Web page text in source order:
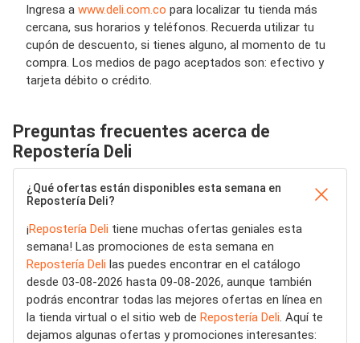
Ingresa a www.deli.com.co para localizar tu tienda más
cercana, sus horarios y teléfonos. Recuerda utilizar tu
cupón de descuento, si tienes alguno, al momento de tu
compra. Los medios de pago aceptados son: efectivo y
tarjeta débito o crédito.
Preguntas frecuentes acerca de
Repostería Deli
¿Qué ofertas están disponibles esta semana en
Repostería Deli?
¡Repostería Deli tiene muchas ofertas geniales esta
semana! Las promociones de esta semana en
Repostería Deli las puedes encontrar en el catálogo
desde 03-08-2026 hasta 09-08-2026, aunque también
podrás encontrar todas las mejores ofertas en línea en
la tienda virtual o el sitio web de Repostería Deli. Aquí te
dejamos algunas ofertas y promociones interesantes: